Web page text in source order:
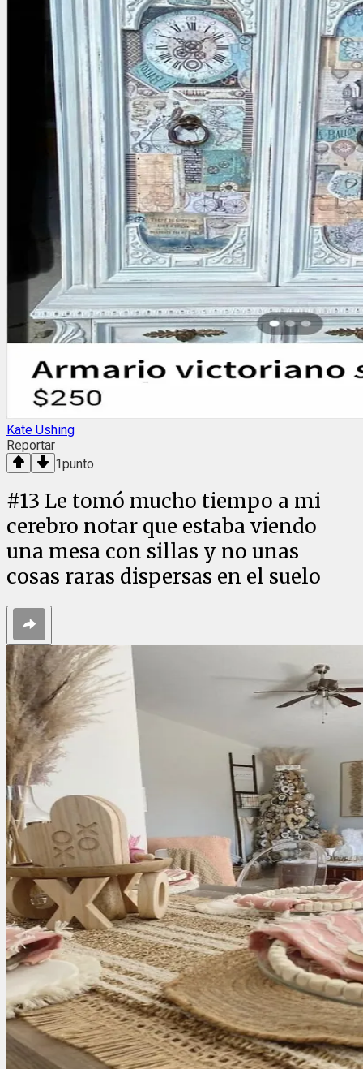
Kate Ushing
Reportar
1punto
#13 Le tomó mucho tiempo a mi
cerebro notar que estaba viendo
una mesa con sillas y no unas
cosas raras dispersas en el suelo